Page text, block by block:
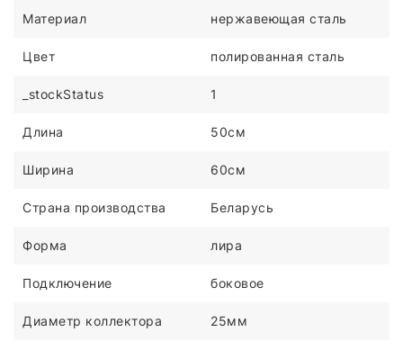
Материал нержавеющая сталь
Цвет полированная сталь
_stockStatus 1
Длина 50см
Ширина 60см
Страна производства Беларусь
Форма лира
Подключение боковое
Диаметр коллектора 25мм